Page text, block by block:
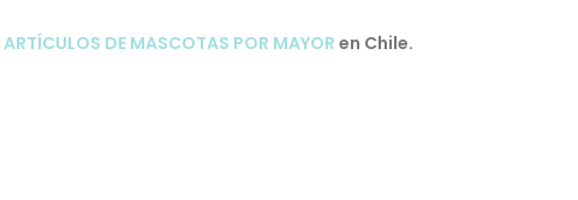
ARTÍCULOS DE MASCOTAS POR MAYOR en Chile.